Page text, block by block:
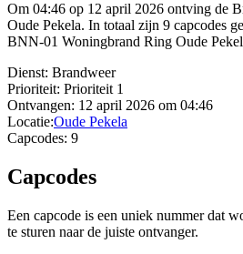
Om 04:46 op 12 april 2026 ontving de
Oude Pekela. In totaal zijn 9 capcodes
BNN-01 Woningbrand Ring Oude
Dienst: Brandweer
Prioriteit: Prioriteit 1
Ontvangen: 12 april 2026 om 04:46
Locatie:Oude Pekela
Capcodes: 9
Capcodes
Een capcode is een uniek nummer dat
te sturen naar de juiste ontvanger.